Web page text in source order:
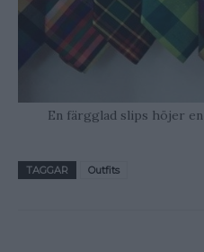
En färgglad slips höjer
TAGGAR Outfits